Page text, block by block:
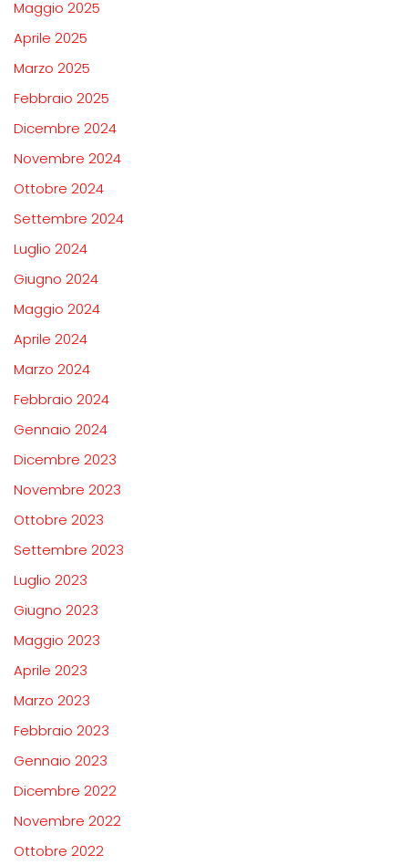
Maggio 2025
Aprile 2025
Marzo 2025
Febbraio 2025
Dicembre 2024
Novembre 2024
Ottobre 2024
Settembre 2024
Luglio 2024
Giugno 2024
Maggio 2024
Aprile 2024
Marzo 2024
Febbraio 2024
Gennaio 2024
Dicembre 2023
Novembre 2023
Ottobre 2023
Settembre 2023
Luglio 2023
Giugno 2023
Maggio 2023
Aprile 2023
Marzo 2023
Febbraio 2023
Gennaio 2023
Dicembre 2022
Novembre 2022
Ottobre 2022